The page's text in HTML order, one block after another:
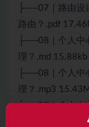
├──07｜路由设
路由？.pdf
├──08｜个人中
理？.md 15.88kb
├──08｜个人中
理？.mp3 15.43M
├──08｜个人中